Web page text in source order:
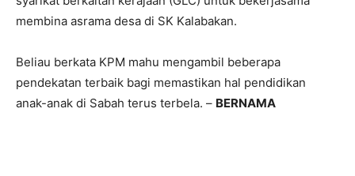
membina asrama desa di SK Kalabakan.
Beliau berkata KPM mahu mengambil beberapa
pendekatan terbaik bagi memastikan hal pendidikan
anak-anak di Sabah terus terbela. – BERNAMA